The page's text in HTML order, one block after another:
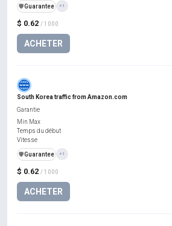
$ 0.62 / 1000
ACHETER
️🛡️Guarantee +1
South Korea traffic from Amazon.com
$ 0.62 / 1000
ACHETER
Garantie
Min Max
Temps du début
Vitesse
️🛡️Guarantee +1